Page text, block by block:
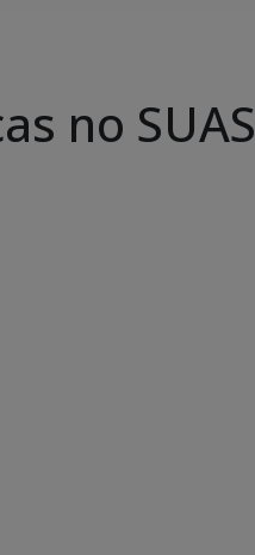
no SUAS